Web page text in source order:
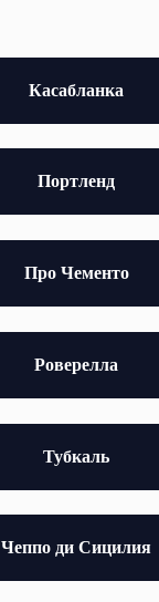
Касабланка
Портленд
Про Чементо
Роверелла
Тубкаль
Чеппо ди Сицилия